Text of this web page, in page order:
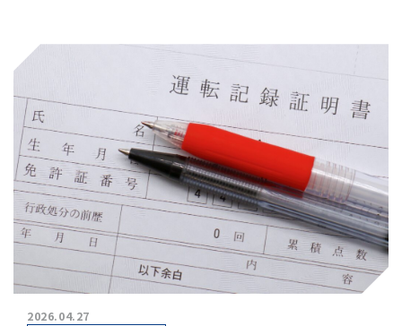
2026.04.27